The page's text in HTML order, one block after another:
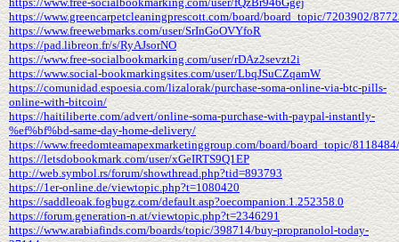
https://www.greencarpetcleaningprescott.com/board/board_topic/7203902/
https://www.freewebmarks.com/user/SrInGoOVYfoR
https://pad.libreon.fr/s/RyAJsorNO
https://www.free-socialbookmarking.com/user/rDAz2sevzt2i
https://www.social-bookmarkingsites.com/user/LbqJSuCZqamW
https://comunidad.espoesia.com/lizalorak/purchase-soma-online-via-btc-pills-
online-with-bitcoin/
https://haitiliberte.com/advert/online-soma-purchase-with-paypal-instantly-
%ef%bf%bd-same-day-home-delivery/
https://www.freedomteamapexmarketinggroup.com/board/board_topic/
https://letsdobookmark.com/user/xGeIRTS9Q1EP
http://web.symbol.rs/forum/showthread.php?tid=893793
https://1er-online.de/viewtopic.php?t=1080420
https://saddleoak.fogbugz.com/default.asp?oecompanion.1.252358.0
https://forum.generation-n.at/viewtopic.php?t=2346291
https://www.arabiafinds.com/boards/topic/398714/buy-propranolol-today-